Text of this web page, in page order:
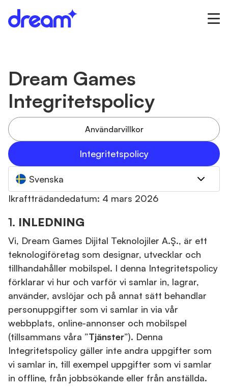
Dream Games
Integritetspolicy
Användarvillkor
Integritetspolicy
Svenska
Ikraftträdandedatum: 4 mars 2026
1. INLEDNING
Vi, Dream Games Dijital Teknolojiler A.Ş., är ett
teknologiföretag som designar, utvecklar och
tillhandahåller mobilspel. I denna Integritetspolicy
förklarar vi hur och varför vi samlar in, lagrar,
använder, avslöjar och på annat sätt behandlar
personuppgifter som vi samlar in via vår
webbplats, online-annonser och mobilspel
(tillsammans våra ”Tjänster”). Denna
Integritetspolicy gäller inte andra uppgifter som
vi samlar in, till exempel uppgifter som vi samlar
in offline, från jobbsökande eller från anställda.